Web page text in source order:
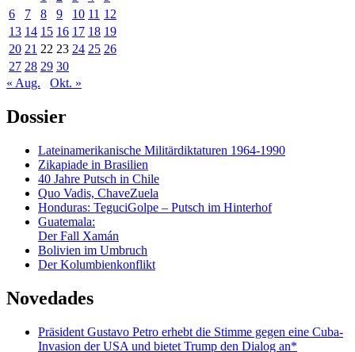
6
7 8 9 10 11 12
13 14 15 16 17 18 19
20 21 22 23 24 25 26
27 28 29 30
« Aug.
Okt. »
Dossier
Lateinamerikanische Militärdiktaturen 1964-1990
Zikapiade in Brasilien
40 Jahre Putsch in Chile
Quo Vadis, ChaveZuela
Honduras: TeguciGolpe – Putsch im Hinterhof
Guatemala:
Der Fall Xamán
Bolivien im Umbruch
Der Kolumbienkonflikt
Novedades
Präsident Gustavo Petro erhebt die Stimme gegen eine Cuba-
Invasion der USA und bietet Trump den Dialog an*